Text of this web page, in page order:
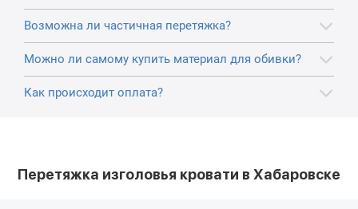
Возможна ли частичная перетяжка?
Можно ли самому купить материал для обивки?
Как происходит оплата?
Перетяжка изголовья кровати в Хабаровске